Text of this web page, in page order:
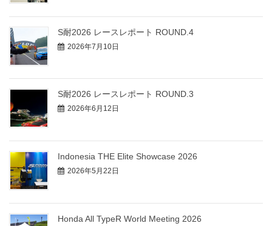
S耐2026 レースレポート ROUND.4
2026年7月10日
S耐2026 レースレポート ROUND.3
2026年6月12日
Indonesia THE Elite Showcase 2026
2026年5月22日
Honda All TypeR World Meeting 2026